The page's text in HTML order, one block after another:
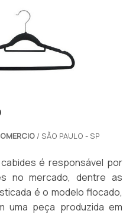
dos nossos consultores e
fendas em toda a sua
onde é encaixada a sua
como .
/ SÃO PAULO - SP
é responsável por
no mercado, dentre as
é o modelo flocado,
uma peça produzida em